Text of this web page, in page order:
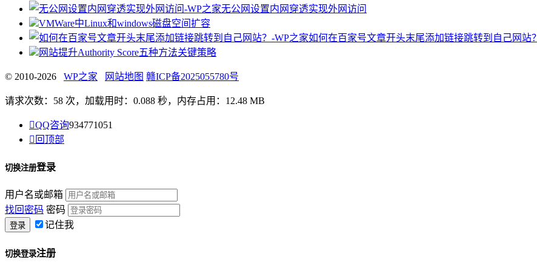
无公网设置内网穿透实现外网访问
VMWare中Linux和windows磁盘空间扩容
如何在百家号文章开头末尾添加链接跳转到自己网站？
网站提升Authority Score五种方法关键策略
© 2010-2026 WP之家 网站地图 赣ICP备2025055780号
请求次数：58 次，加载用时：0.088 秒，内存占用：12.48 MB
QQ咨询934771051
 回顶部
切换注册登录
用户名或邮箱
找回密码 密码
记住我
切换登录注册